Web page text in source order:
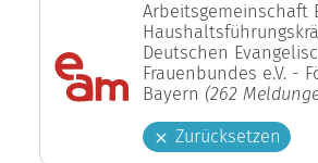
Arbeitsgemeinschaft
Deutschen
Frauenbundes e.V. -
Bayern (262
Zurücksetzen